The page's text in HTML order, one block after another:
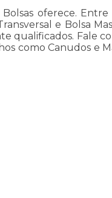
oferece.
e Bolsa
qualificados. Fale
como Canudos e